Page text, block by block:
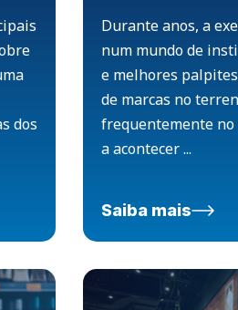
dos
Durante anos, a
num mundo de
e melhores
de marcas no
frequentemente no
a acontecer ...
Saiba mais